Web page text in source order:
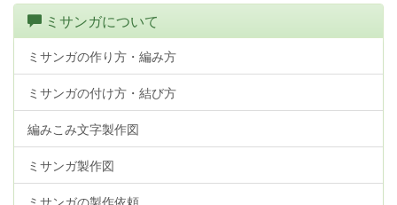
ミサンガについて
ミサンガの作り方・編み方
ミサンガの付け方・結び方
編みこみ文字製作図
ミサンガ製作図
ミサンガの製作依頼